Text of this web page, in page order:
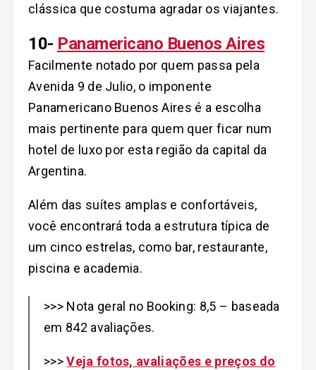
clássica que costuma agradar os viajantes.
10- Panamericano Buenos Aires
Facilmente notado por quem passa pela
Avenida 9 de Julio, o imponente
Panamericano Buenos Aires é a escolha
mais pertinente para quem quer ficar num
hotel de luxo por esta região da capital da
Argentina.
Além das suítes amplas e confortáveis,
você encontrará toda a estrutura típica de
um cinco estrelas, como bar, restaurante,
piscina e academia.
>>> Nota geral no Booking: 8,5 – baseada
em 842 avaliações.
>>>Veja fotos, avaliações e preços do